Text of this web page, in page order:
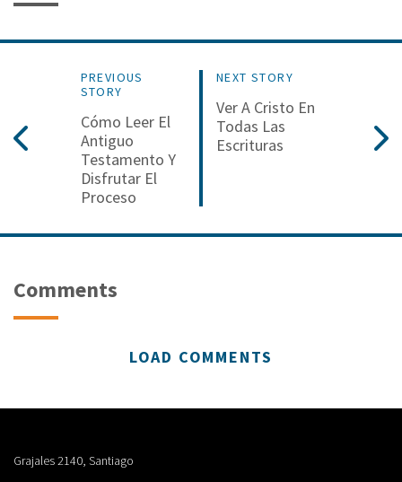
PREVIOUS
STORY
Cómo Leer El
Antiguo
Testamento Y
Disfrutar El
Proceso
NEXT STORY
Ver A Cristo En
Todas Las
Escrituras
Comments
LOAD COMMENTS
Grajales 2140, Santiago